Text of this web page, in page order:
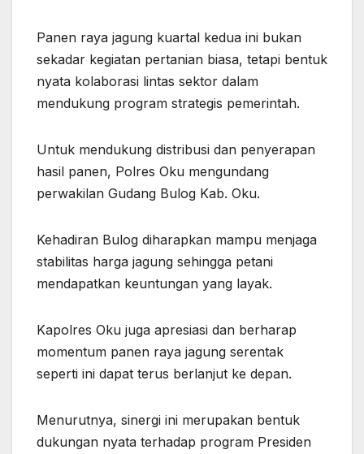
Panen raya jagung kuartal kedua ini bukan
sekadar kegiatan pertanian biasa, tetapi bentuk
nyata kolaborasi lintas sektor dalam
mendukung program strategis pemerintah.
Untuk mendukung distribusi dan penyerapan
hasil panen, Polres Oku mengundang
perwakilan Gudang Bulog Kab. Oku.
Kehadiran Bulog diharapkan mampu menjaga
stabilitas harga jagung sehingga petani
mendapatkan keuntungan yang layak.
Kapolres Oku juga apresiasi dan berharap
momentum panen raya jagung serentak
seperti ini dapat terus berlanjut ke depan.
Menurutnya, sinergi ini merupakan bentuk
dukungan nyata terhadap program Presiden